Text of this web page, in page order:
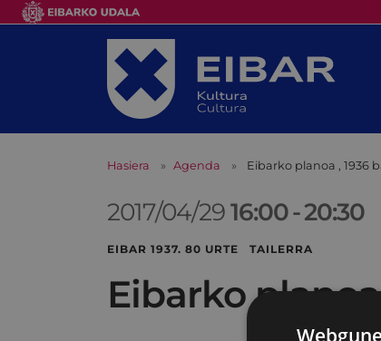
Hasiera Agenda Eibarko planoa , 1936
2017/04/2916:00-20:30
EIBAR 1937. 80 URTE TAILERRA
Eibarko